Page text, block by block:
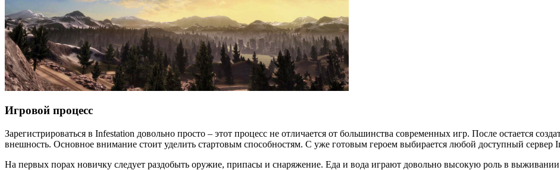
Игровой процесс
Зарегистрироваться в Infestation довольно просто – этот процесс не отличается от большинства современных игр. После остается
внешность. Основное внимание стоит уделить стартовым способностям. С уже готовым героем выбирается любой доступный сервер
На первых порах новичку следует раздобыть оружие, припасы и снаряжение. Еда и вода играют довольно высокую роль в